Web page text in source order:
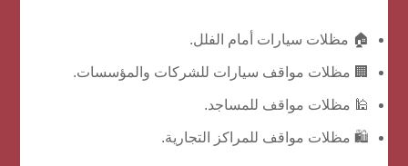
🏠 مظلات سيارات أمام الفلل.
🏢 مظلات مواقف سيارات للشركات والمؤسسات.
🕌 مظلات مواقف للمساجد.
🛍️ مظلات مواقف للمراكز التجارية.